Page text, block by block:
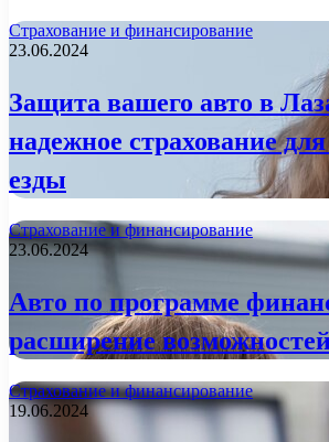
Страхование и финансирование
23.06.2024
Защита вашего авто в
надежное страхование
езды
Страхование и финансирование
23.06.2024
Авто по программе
расширение
Страхование и финансирование
19.06.2024